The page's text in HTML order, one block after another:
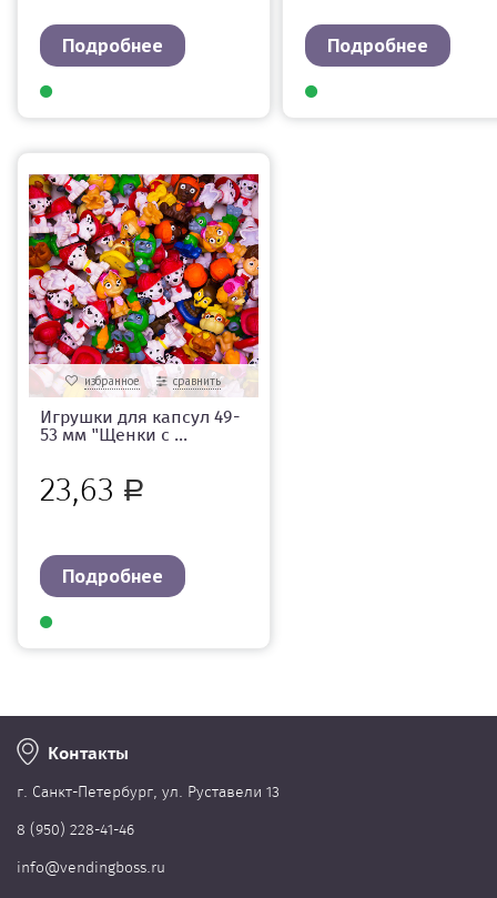
Подробнее Подробнее
избранное сравнить
Игрушки для капсул 49-
53 мм "Щенки с ...
23,63 Р
Подробнее
Контакты
г. Cанкт-Петербург, ул. Руставели 13
8 (950) 228-41-46
info@vendingboss.ru